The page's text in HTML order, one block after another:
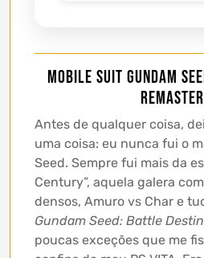
MOBILE SUIT GUNDAM
Antes de qualquer coisa,
uma coisa: eu nunca fui o
Seed. Sempre fui mais da
Century”, aquela galera
densos, Amuro vs Char e
Gundam Seed: Battle
poucas exceções que me